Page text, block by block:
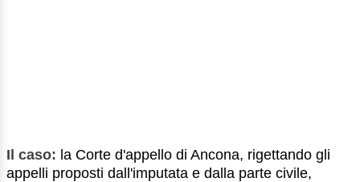
Il caso: la Corte d'appello di Ancona, rigettando gli
appelli proposti dall'imputata e dalla parte civile,